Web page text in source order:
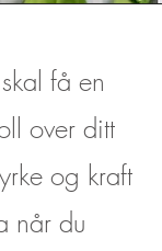
få en
over ditt
og kraft
når du